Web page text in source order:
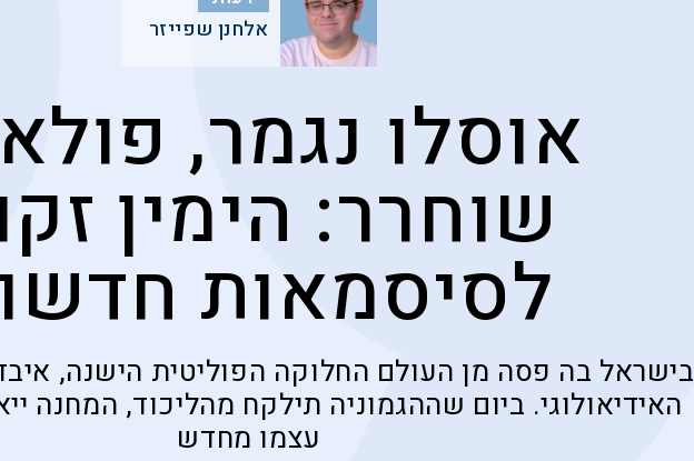
אלחנן שפייזר
אוסלו נגמר,
שוחרר: הימין
לסיסמאות
בישראל בה פסה מן העולם החלוקה הפוליטית הישנה, איבד
האידיאולוגי. ביום שההגמוניה תילקח מהליכוד, המחנה
עצמו מחדש